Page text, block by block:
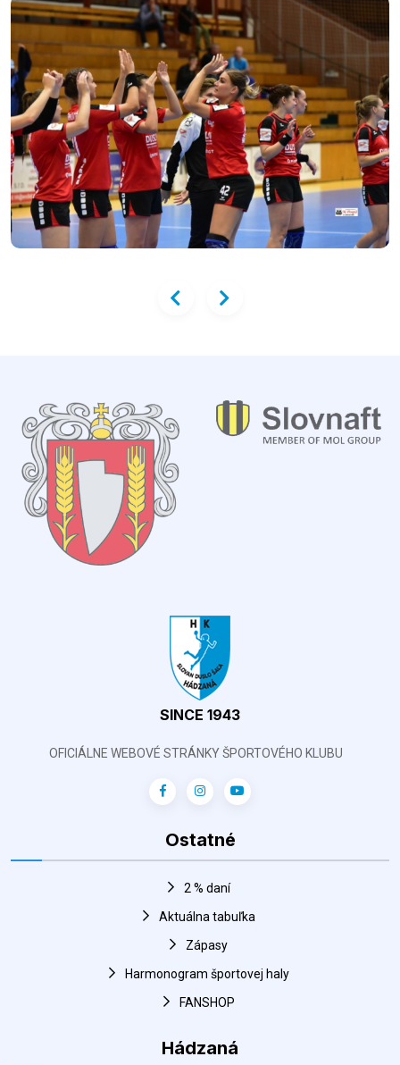
SINCE 1943
OFICIÁLNE WEBOVÉ STRÁNKY ŠPORTOVÉHO KLUBU
Aktuálna tabuľka
Hádzaná
EHF